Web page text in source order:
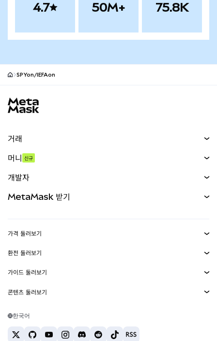
4.7 50M+ 75.8K
SPYon/IEFAon
거래
무기한 선물
실물자산
머니 신규
개발자
MetaMask Connect
Snaps
웹3 서비스
MetaMask 받기
보안
고객 지원
채용
가격 둘러보기
이더리움 가격
솔라나 가격
테더 가격
환전 둘러보기
ETH를 USD로 환전
USDT를 INR로 환전
BTC를 INR로 환전
ETH를 USDT로 환전
가이드 둘러보기
ETH 매수
USDT 매수
콘텐츠 둘러보기
솔라나 지갑
한국어